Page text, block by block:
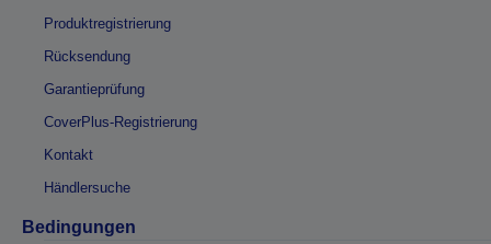
Produktregistrierung
Rücksendung
Garantieprüfung
CoverPlus-Registrierung
Kontakt
Händlersuche
Bedingungen